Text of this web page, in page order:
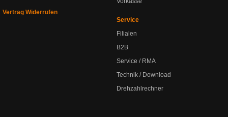
Vertrag Widerrufen
Service
Filialen
B2B
Service / RMA
Technik / Download
Drehzahlrechner